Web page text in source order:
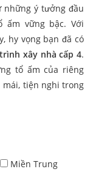
ý tưởng đầu
vững bậc. Với
hy vọng bạn đã có
xây nhà cấp 4.
tổ ấm của riêng
mái, tiện nghi trong
Miền Trung